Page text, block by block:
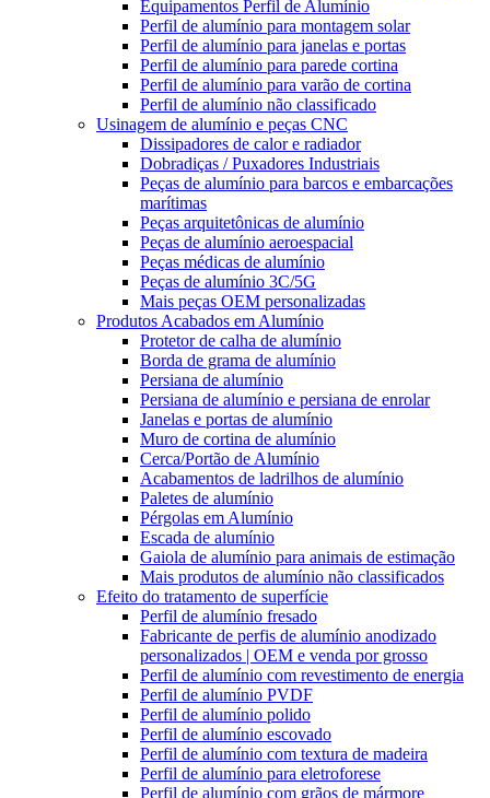
Equipamentos Perfil de Alumínio
Perfil de alumínio para montagem solar
Perfil de alumínio para janelas e portas
Perfil de alumínio para parede cortina
Perfil de alumínio para varão de cortina
Perfil de alumínio não classificado
Usinagem de alumínio e peças CNC
Dissipadores de calor e radiador
Dobradiças / Puxadores Industriais
Peças de alumínio para barcos e embarcações
marítimas
Peças arquitetônicas de alumínio
Peças de alumínio aeroespacial
Peças médicas de alumínio
Peças de alumínio 3C/5G
Mais peças OEM personalizadas
Produtos Acabados em Alumínio
Protetor de calha de alumínio
Borda de grama de alumínio
Persiana de alumínio
Persiana de alumínio e persiana de enrolar
Janelas e portas de alumínio
Muro de cortina de alumínio
Cerca/Portão de Alumínio
Acabamentos de ladrilhos de alumínio
Paletes de alumínio
Pérgolas em Alumínio
Escada de alumínio
Gaiola de alumínio para animais de estimação
Mais produtos de alumínio não classificados
Efeito do tratamento de superfície
Perfil de alumínio fresado
Fabricante de perfis de alumínio anodizado
personalizados | OEM e venda por grosso
Perfil de alumínio com revestimento de energia
Perfil de alumínio PVDF
Perfil de alumínio polido
Perfil de alumínio escovado
Perfil de alumínio com textura de madeira
Perfil de alumínio para eletroforese
Perfil de alumínio com grãos de mármore